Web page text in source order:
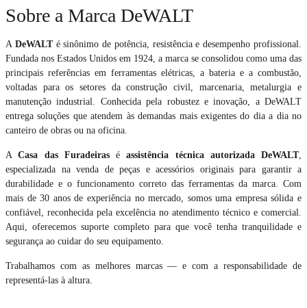
Sobre a Marca DeWALT
A DeWALTé sinônimo de potência, resistência e desempenho profissional.
Fundada nos Estados Unidos em 1924, a marca se consolidou como uma das
principais referências em ferramentas elétricas, a bateria e a combustão,
voltadas para os setores da construção civil, marcenaria, metalurgia e
manutenção industrial. Conhecida pela robustez e inovação, a DeWALT
entrega soluções que atendem às demandas mais exigentes do dia a dia no
canteiro de obras ou na oficina.
ACasa das Furadeiraséassistência técnica autorizada DeWALT,
especializada na venda de peças e acessórios originais para garantir a
durabilidade e o funcionamento correto das ferramentas da marca. Com
mais de 30 anos de experiência no mercado, somos uma empresa sólida e
confiável, reconhecida pela excelência no atendimento técnico e comercial.
Aqui, oferecemos suporte completo para que você tenha tranquilidade e
segurança ao cuidar do seu equipamento.
Trabalhamos com as melhores marcas — e com a responsabilidade de
representá-las à altura.